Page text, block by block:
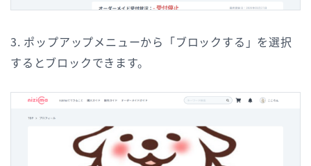
3. ポップアップメニューから「ブロックする」を選択
するとブロックできます。